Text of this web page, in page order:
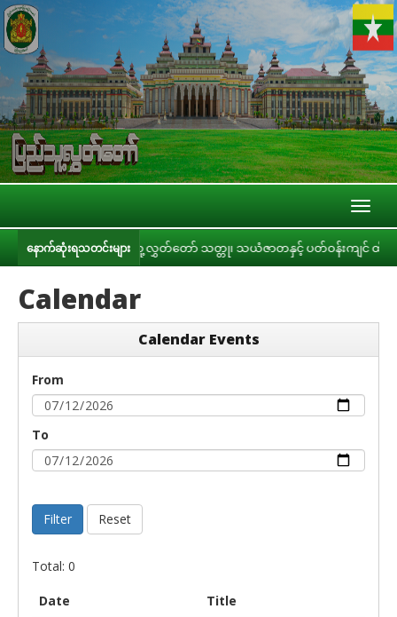
နောက်ဆုံးရသတင်းများ
းစီး ပြည်သူ့လွှတ်တော် သတ္တု၊ သယံဇာတနှင့် ပတ်ဝန်းကျင် ထိန်းသိမ်းရေ
Calendar
Calendar Events
From
To
Filter Reset
Total: 0
Date Title